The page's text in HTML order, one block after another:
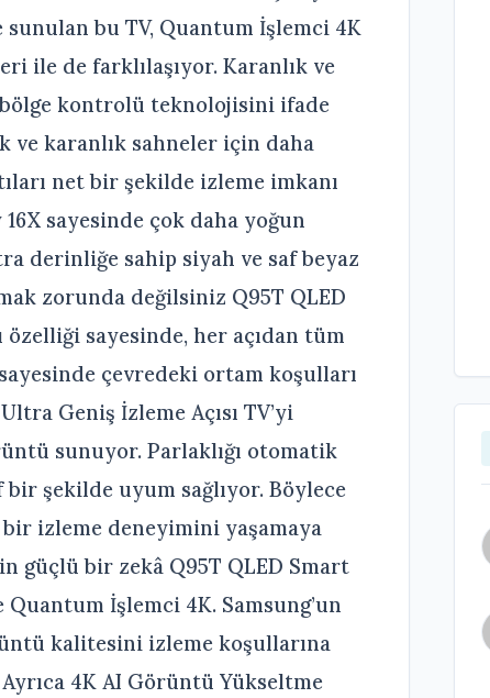
sunulan bu TV, Quantum İşlemci 4K
ile de farklılaşıyor. Karanlık ve
bölge kontrolü teknolojisini ifade
ve karanlık sahneler için daha
net bir şekilde izleme imkanı
sayesinde çok daha yoğun
derinliğe sahip siyah ve saf beyaz
zorunda değilsiniz Q95T QLED
özelliği sayesinde, her açıdan tüm
çevredeki ortam koşulları
Geniş İzleme Açısı TV’yi
sunuyor. Parlaklığı otomatik
şekilde uyum sağlıyor. Böylece
izleme deneyimini yaşamaya
güçlü bir zekâ Q95T QLED Smart
İşlemci 4K. Samsung’un
kalitesini izleme koşullarına
4K AI Görüntü Yükseltme